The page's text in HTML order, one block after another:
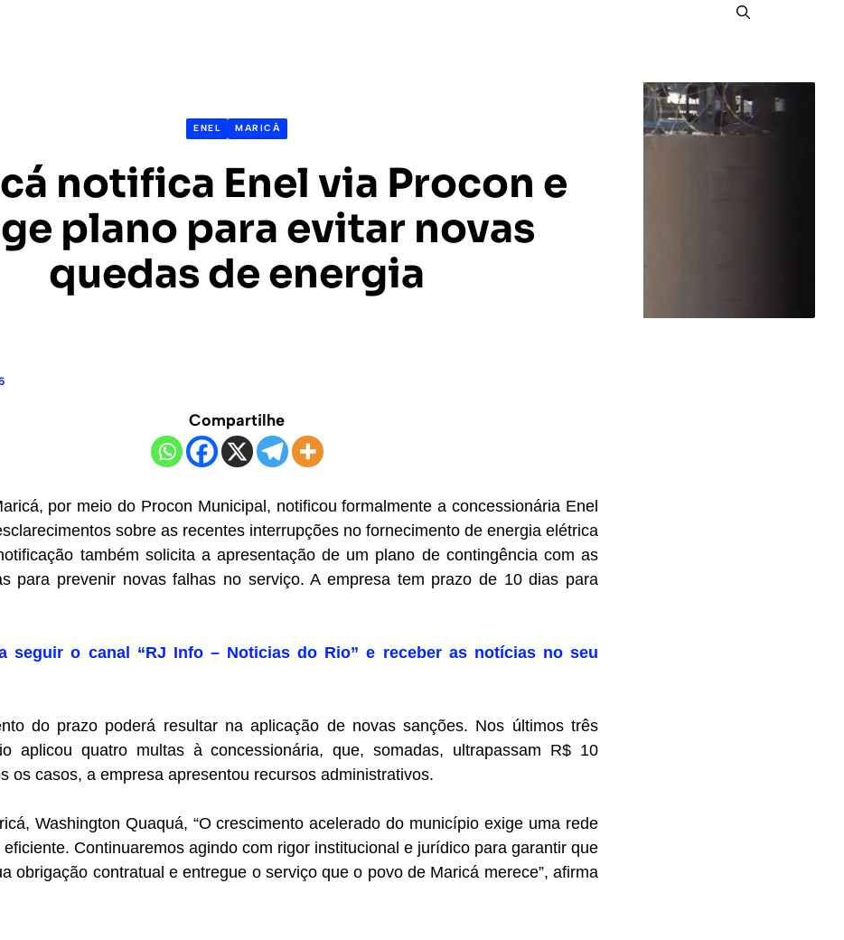
ENEL MARICÁ
notifica Enel via Procon e
plano para evitar novas
quedas de energia
Compartilhe
por meio do Procon Municipal, notificou formalmente a concessionária Enel
sobre as recentes interrupções no fornecimento de energia elétrica
também solicita a apresentação de um plano de contingência com as
para prevenir novas falhas no serviço. A empresa tem prazo de 10 dias para
seguir o canal “RJ Info – Noticias do Rio” e receber as notícias no seu
do prazo poderá resultar na aplicação de novas sanções. Nos últimos três
aplicou quatro multas à concessionária, que, somadas, ultrapassam R$ 10
os casos, a empresa apresentou recursos administrativos.
Washington Quaquá, “O crescimento acelerado do município exige uma rede
Continuaremos agindo com rigor institucional e jurídico para garantir que
obrigação contratual e entregue o serviço que o povo de Maricá merece”, afirma